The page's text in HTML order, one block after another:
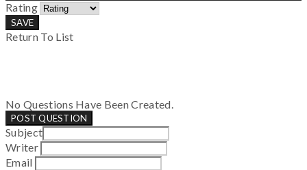
Rating
SAVE
Return To List
No Questions Have Been Created.
POST QUESTION
Subject
Writer
Email